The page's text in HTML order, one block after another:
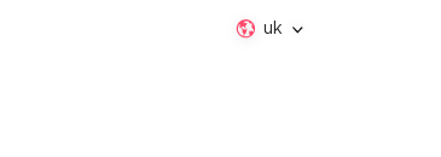
uk